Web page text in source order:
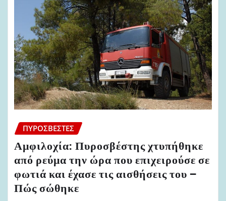
ΠΥΡΟΣΒΈΣΤΕΣ
Αμφιλοχία: Πυροσβέστης χτυπήθηκε
από ρεύμα την ώρα που επιχειρούσε σε
φωτιά και έχασε τις αισθήσεις του –
Πώς σώθηκε